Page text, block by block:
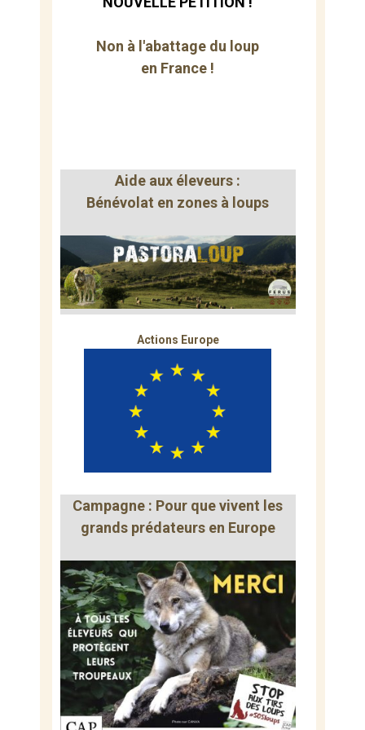
Non à l'abattage du loup
en France !
Aide aux éleveurs :
Bénévolat en zones à loups
Actions Europe
Campagne : Pour que vivent les
grands prédateurs en Europe